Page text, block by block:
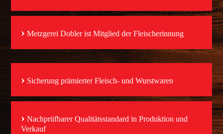
› Metzgerei Dobler ist Mitglied der Fleischerinnung
› Sicherung prämierter Fleisch- und Wurstwaren
› Nachprüfbarer Qualitätsstandard in Produktion und
Verkauf